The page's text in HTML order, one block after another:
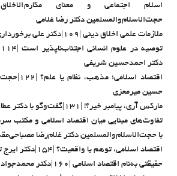
حجت‌الاسلام‌والمسلمین دکتر رضا غلامی
ملازمات علمی اخلاق دینی |۱۰۹|دکتر علی برخورداری
دکتر احمدحسین شریفی
اقتصاد
حسین میرمعزی
مارکس آری، پیامبر خیر؟! |۱۳۱|گفت‌وگو با دکتر عطاءالله رفیعی آتانی
با حجت‌الاسلام‌والمسلمین دکتر غلام‌رضا
اقتصاد اسلامی، توهم یا واقعیت؟ |۱۵۴|دکتر ایرج توتونچیان
حقیقتی به‌نام اقتصاد اسلامی |۱۶۰|دکتر محمدجواد توکلی